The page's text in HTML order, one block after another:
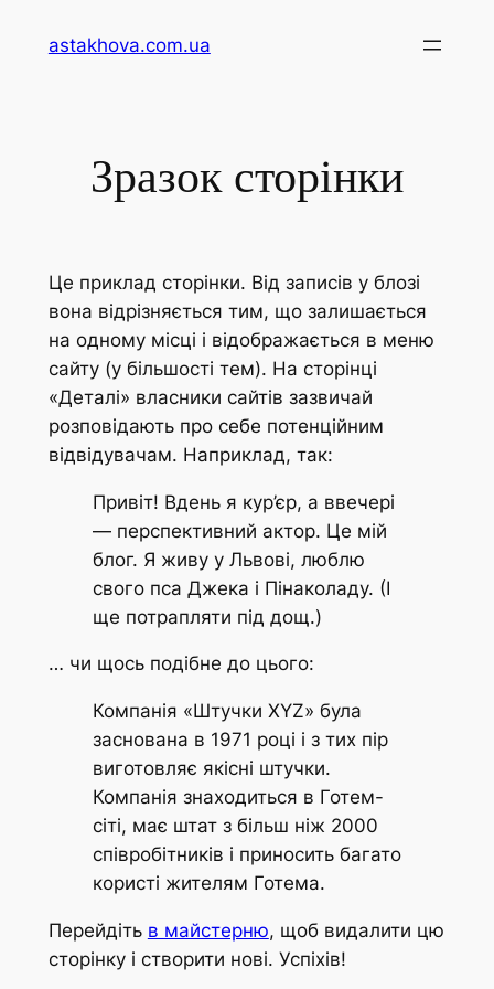
astakhova.com.ua
Зразок сторінки
Це приклад сторінки. Від записів у блозі
вона відрізняється тим, що залишається
на одному місці і відображається в меню
сайту (у більшості тем). На сторінці
«Деталі» власники сайтів зазвичай
розповідають про себе потенційним
відвідувачам. Наприклад, так:
Привіт! Вдень я кур’єр, а ввечері
— перспективний актор. Це мій
блог. Я живу у Львові, люблю
свого пса Джека і Пінаколаду. (І
ще потрапляти під дощ.)
… чи щось подібне до цього:
Компанія «Штучки XYZ» була
заснована в 1971 році і з тих пір
виготовляє якісні штучки.
Компанія знаходиться в Готем-
сіті, має штат з більш ніж 2000
співробітників і приносить багато
користі жителям Готема.
Перейдіть в майстерню, щоб видалити цю
сторінку і створити нові. Успіхів!